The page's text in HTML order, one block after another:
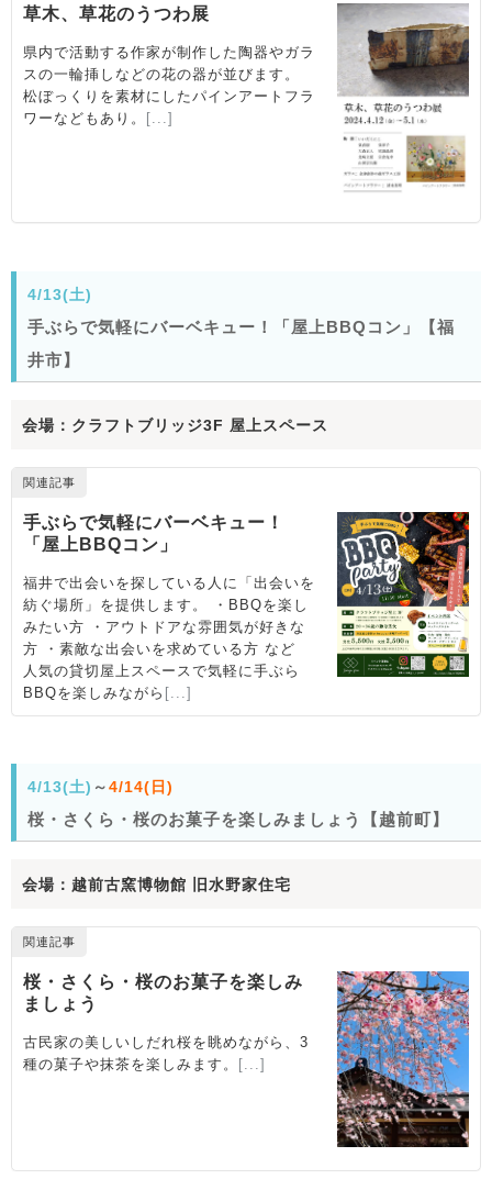
4/13(土)
手ぶらで気軽にバーベキュー！「屋上BBQコン」【福
井市】
会場：クラフトブリッジ3F 屋上スペース
4/13(土) ～4/14(日)
桜・さくら・桜のお菓子を楽しみましょう【越前町】
会場：越前古窯博物館 旧水野家住宅